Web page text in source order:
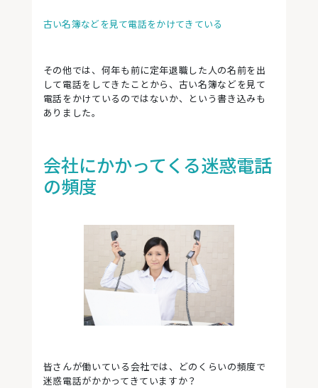
古い名簿などを見て電話をかけてきている
その他では、何年も前に定年退職した人の名前を出
して電話をしてきたことから、古い名簿などを見て
電話をかけているのではないか、という書き込みも
ありました。
会社にかかってくる迷惑電話
の頻度
皆さんが働いている会社では、どのくらいの頻度で
迷惑電話がかかってきていますか？